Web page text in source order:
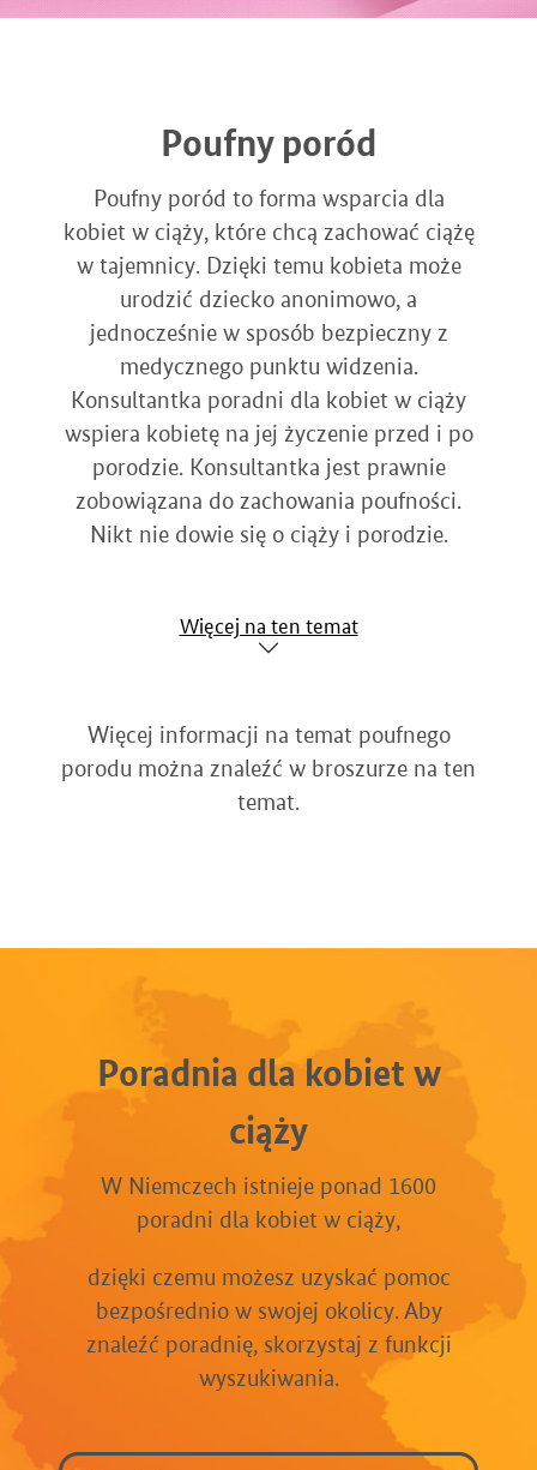
Poufny poród
Poufny poród to forma wsparcia dla
kobiet w ciąży, które chcą zachować ciążę
w tajemnicy. Dzięki temu kobieta może
urodzić dziecko anonimowo, a
jednocześnie w sposób bezpieczny z
medycznego punktu widzenia.
Konsultantka poradni dla kobiet w ciąży
wspiera kobietę na jej życzenie przed i po
porodzie. Konsultantka jest prawnie
zobowiązana do zachowania poufności.
Nikt nie dowie się o ciąży i porodzie.
Więcej na ten temat
Więcej informacji na temat poufnego
porodu można znaleźć w broszurze na ten
temat.
Poradnia dla kobiet w
ciąży
W Niemczech istnieje ponad 1600
poradni dla kobiet w ciąży,
dzięki czemu możesz uzyskać pomoc
bezpośrednio w swojej okolicy. Aby
znaleźć poradnię, skorzystaj z funkcji
wyszukiwania.